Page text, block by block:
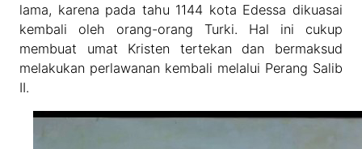
lama, karena pada tahu 1144 kota Edessa dikuasai
kembali oleh orang-orang Turki. Hal ini cukup
membuat umat Kristen tertekan dan bermaksud
melakukan perlawanan kembali melalui Perang Salib
II.